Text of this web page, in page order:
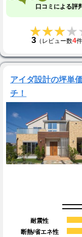
口コミによる評
3（レビュー数4件
アイダ設計の坪単
チ！
耐震性
断熱/省エネ性